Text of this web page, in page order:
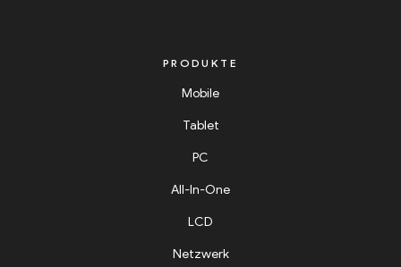
PRODUKTE
Mobile
Tablet
PC
All-In-One
LCD
Netzwerk